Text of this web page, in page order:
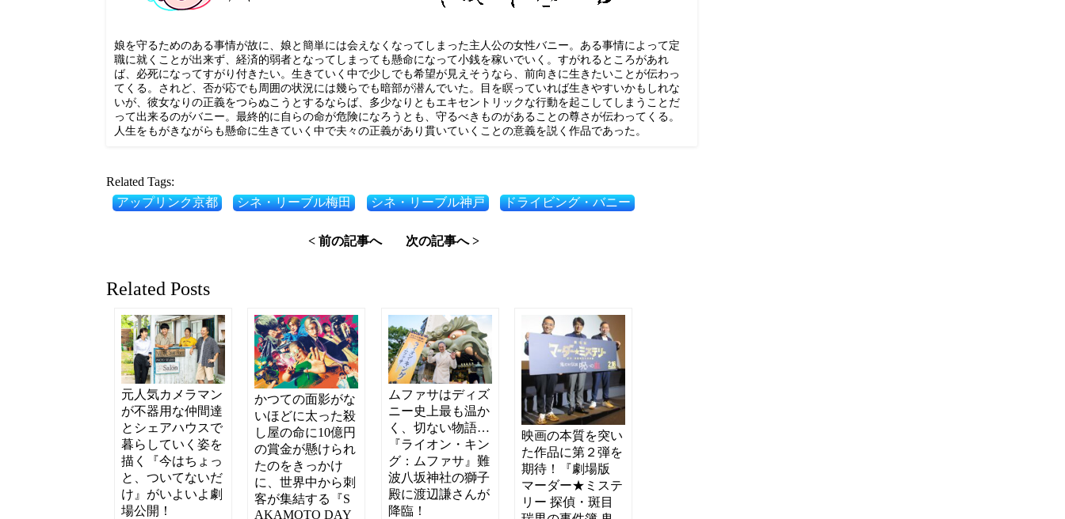
娘を守るためのある事情が故に、娘と簡単には会えなくなってしまった主人公の女性バニー。ある事情によって定
職に就くことが出来ず、経済的弱者となってしまっても懸命になって小銭を稼いでいく。すがれるところがあれ
ば、必死になってすがり付きたい。生きていく中で少しでも希望が見えそうなら、前向きに生きたいことが伝わっ
てくる。されど、否が応でも周囲の状況には幾らでも暗部が潜んでいた。目を瞑っていれば生きやすいかもしれな
いが、彼女なりの正義をつらぬこうとするならば、多少なりともエキセントリックな行動を起こしてしまうことだ
って出来るのがバニー。最終的に自らの命が危険になろうとも、守るべきものがあることの尊さが伝わってくる。
人生をもがきながらも懸命に生きていく中で夫々の正義があり貫いていくことの意義を説く作品であった。
Related Tags:
アップリンク京都
シネ・リーブル梅田 シネ・リーブル神戸 ドライビング・バニー
< 前の記事へ 次の記事へ >
Related Posts
元人気カメラマン
が不器用な仲間達
とシェアハウスで
暮らしていく姿を
描く『今はちょっ
と、ついてないだ
け』がいよいよ劇
場公開！
かつての面影がな
いほどに太った殺
し屋の命に10億円
の賞金が懸けられ
たのをきっかけ
に、世界中から刺
客が集結する『S
AKAMOTO DAY
ムファサはディズ
ニー史上最も温か
く、切ない物語…
『ライオン・キン
グ：ムファサ』難
波八坂神社の獅子
殿に渡辺謙さんが
降臨！
映画の本質を突い
た作品に第２弾を
期待！『劇場版
マーダー★ミステ
リー 探偵・斑目